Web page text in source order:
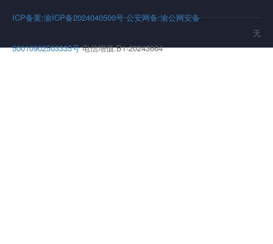
ICP备案:渝ICP备2024040500号 公安网备:渝公网安备
50010902503335号 电信增值:B1-20243664
无